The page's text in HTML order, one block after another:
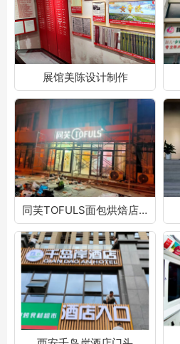
展馆美陈设计制作
同芙TOFULS面包烘焙店门头